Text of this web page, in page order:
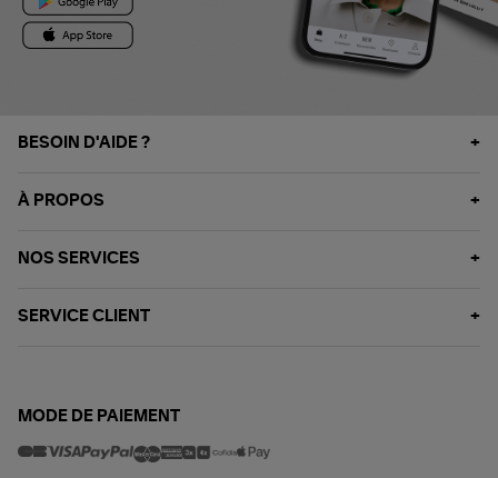
BESOIN D'AIDE ?
À PROPOS
NOS SERVICES
SERVICE CLIENT
MODE DE PAIEMENT